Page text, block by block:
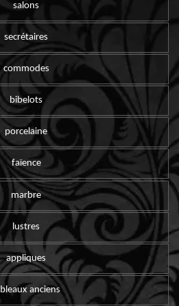
salons
secrétaires
commodes
bibelots
porcelaine
faïence
marbre
lustres
appliques
anciens